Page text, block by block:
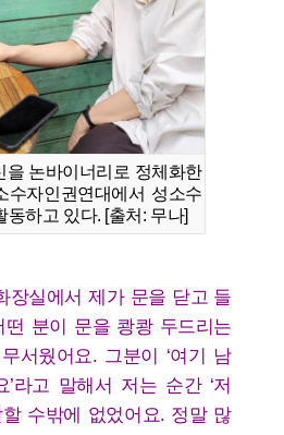
을 논바이너리로 정체화한
수자인권연대에서 성소수
동하고 있다. [출처: 무나]
장실에서 제가 문을 닫고 들
떤 분이 문을 쾅쾅 두드리는
서웠어요. 그분이 ‘여기 남
라고 말해서 저는 순간 ‘저
할 수밖에 없었어요. 정말 많